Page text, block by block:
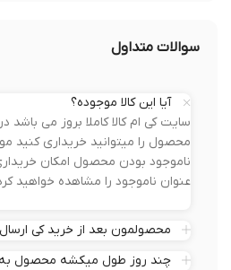
سوالات متداول
آیا این کالا موجوده؟
سایت کی ام کالا کاملا بروز می باشد در
محصول را میتوانید خریداری کنید
ناموجود بودن محصول امکان خریداری
عنوان ناموجود را مشاهده خواهید کرد.
محصولمون بعد از خرید کی ارسال
چند روز طول میکشه محصول به